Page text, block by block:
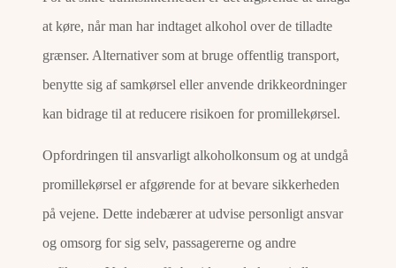
at køre, når man har indtaget alkohol over de tilladte
grænser. Alternativer som at bruge offentlig transport,
benytte sig af samkørsel eller anvende drikkeordninger
kan bidrage til at reducere risikoen for promillekørsel.
Opfordringen til ansvarligt alkoholkonsum og at undgå
promillekørsel er afgørende for at bevare sikkerheden
på vejene. Dette indebærer at udvise personligt ansvar
og omsorg for sig selv, passagererne og andre